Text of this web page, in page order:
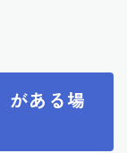
がある場